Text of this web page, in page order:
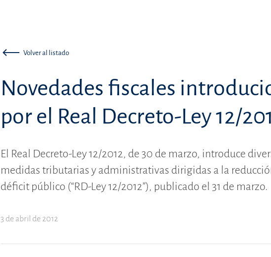
Volver al listado
Novedades fiscales
por el Real Decreto-Ley 12/
El Real Decreto-Ley 12/2012, de 30 de marzo, introduce
medidas tributarias y administrativas dirigidas a la
déficit público (“RD-Ley 12/2012”), publicado el 31 de marzo.
3 de abril de 2012